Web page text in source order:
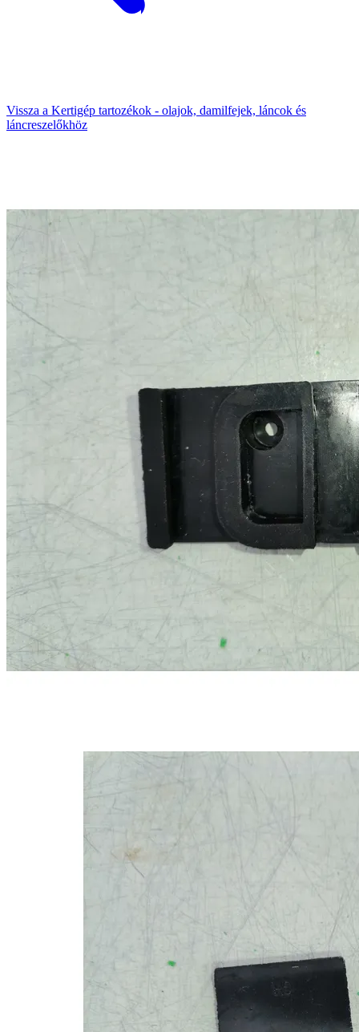
Vissza a Kertigép tartozékok - olajok, damilfejek, láncok és
láncreszelőkhöz